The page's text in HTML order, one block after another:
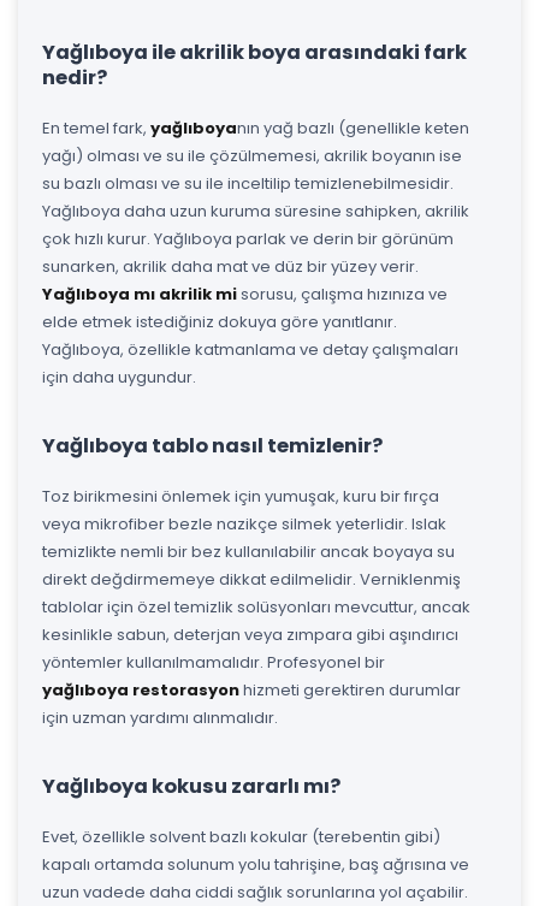
Yağlıboya ile akrilik boya arasındaki fark
nedir?
En temel fark, yağlıboyanın yağ bazlı (genellikle keten
yağı) olması ve su ile çözülmemesi, akrilik boyanın ise
su bazlı olması ve su ile inceltilip temizlenebilmesidir.
Yağlıboya daha uzun kuruma süresine sahipken, akrilik
çok hızlı kurur. Yağlıboya parlak ve derin bir görünüm
sunarken, akrilik daha mat ve düz bir yüzey verir.
Yağlıboya mı akrilik misorusu, çalışma hızınıza ve
elde etmek istediğiniz dokuya göre yanıtlanır.
Yağlıboya, özellikle katmanlama ve detay çalışmaları
için daha uygundur.
Yağlıboya tablo nasıl temizlenir?
Toz birikmesini önlemek için yumuşak, kuru bir fırça
veya mikrofiber bezle nazikçe silmek yeterlidir. Islak
temizlikte nemli bir bez kullanılabilir ancak boyaya su
direkt değdirmemeye dikkat edilmelidir. Verniklenmiş
tablolar için özel temizlik solüsyonları mevcuttur, ancak
kesinlikle sabun, deterjan veya zımpara gibi aşındırıcı
yöntemler kullanılmamalıdır. Profesyonel bir
yağlıboya restorasyonhizmeti gerektiren durumlar
için uzman yardımı alınmalıdır.
Yağlıboya kokusu zararlı mı?
Evet, özellikle solvent bazlı kokular (terebentin gibi)
kapalı ortamda solunum yolu tahrişine, baş ağrısına ve
uzun vadede daha ciddi sağlık sorunlarına yol açabilir.